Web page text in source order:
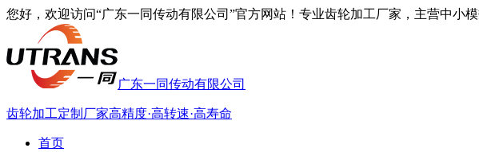
您好，欢迎访问“广东一同传动有限公司”官方网站！专业齿轮加工厂家，主营中小
广东一同传动有限公司
齿轮加工定制厂家高精度·高转速·高寿命
首页